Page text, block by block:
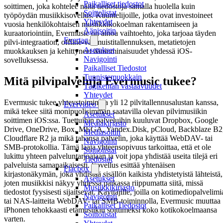
Paikalliset tiedostot
Soittolistat
Yhteydet
Äänisoitin
Evertag
Asetukset
Navigointi
Paikalliset Tiedostot
Tunnistemuokkain
Tägikentän vastaavuudet
Yhteydet
Evervideo
Asetukset
Mediakirjasto
Mediasoitin
Navigointi
Soittolistat
Tiedostot
Flacbox
Asetukset
Musiikkikirjasto
Navigointi
Paikalliset Tiedostot
Soittolistat
soittimen, joka kohtelee näitä tiedostoja samalla huolella kuin
työpöydän musiikkisovellus. Kuuntelijoille, jotka ovat investoineet
vuosia henkilökohtaisen musiikkikokoelman rakentamiseen ja
kuraatoriointiin, Evermusic on ainoa vaihtoehto, joka tarjoaa täyden
pilvi-integraation, offline-välimuistitallennuksen, metatietojen
muokkauksen ja kehittyneet ääniominaisuudet yhdessä iOS-
sovelluksessa.
Mitä pilvipalveluja Evermusic tukee?
Evermusic tukee yhteystoimintoa yli 12 pilvitallennusalustan kanssa,
mikä tekee siitä monipuolisimman saatavilla olevan pilvimusiikin
soittimen iOS:ssa. Tuettuihin palveluihin kuuluvat Dropbox, Google
Drive, OneDrive, Box, MEGA, Yandex.Disk, pCloud, Backblaze
Cloudflare R2 ja mikä tahansa palvelin, joka käyttää WebDAV- tai
SMB-protokollia. Tämä laaja yhteensopivuus tarkoittaa, että et ole
lukittu yhteen palveluntarjoajaan ja voit jopa yhdistää useita tilejä eri
palveluista samanaikaisesti. Sovellus esittää yhtenäisen
kirjastonäkymän, joka yhdistää sisällön kaikista yhdistetyistä lähteistä,
joten musiikkisi näkyy yhdessä paikassa riippumatta siitä, missä
tiedostot fyysisesti sijaitsevat. Käyttäjille, joilla on
tai NAS-laitteita WebDAV- tai SMB-toiminnolla, Evermusic muuttaa
iPhonen tehokkaasti etämusiikin soittimeksi koko kotikokoelmaansa
varten.